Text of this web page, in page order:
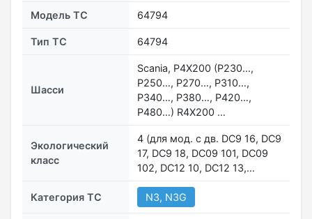
Модель ТС 64794
Тип ТС 64794
Шасси
Scania, P4X200 (P230…,
Р250…, P270…, P310…,
P340…, P380…, P420…,
Р480…) R4X200 …
Экологический
класс
4 (для мод. с дв. DC9 16, DC9
17, DC9 18, DC09 101, DC09
102, DC12 10, DC12 13,…
Категория ТС N3, N3G